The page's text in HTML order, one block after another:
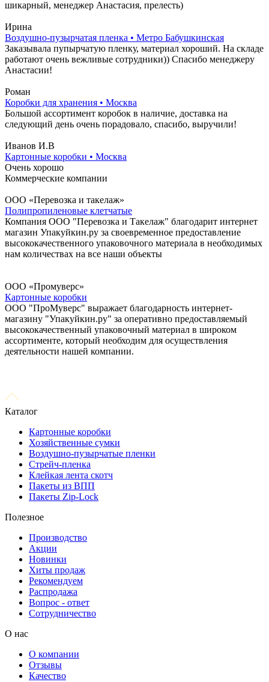
шикарный, менеджер Анастасия, прелесть)
Ирина
Воздушно-пузырчатая пленка • Метро Бабушкинская
Заказывала пупырчатую пленку, материал хороший. На складе
работают очень вежливые сотрудники)) Спасибо менеджеру
Анастасии!
Роман
Коробки для хранения • Москва
Большой ассортимент коробок в наличие, доставка на
следующий день очень порадовало, спасибо, выручили!
Иванов И.В
Картонные коробки • Москва
Очень хорошо
Коммерческие компании
ООО «Перевозка и такелаж»
Полипропиленовые клетчатые
Компания ООО "Перевозка и Такелаж" благодарит интернет
магазин Упакуйкин.ру за своевременное предоставление
высококачественного упаковочного материала в необходимых
нам количествах на все наши объекты
ООО «Промуверс»
Картонные коробки
ООО "ПроМуверс" выражает благодарность интернет-
магазину "Упакуйкин.ру" за оперативно предоставляемый
высококачественный упаковочный материал в широком
ассортименте, который необходим для осуществления
деятельности нашей компании.
Каталог
Картонные коробки
Хозяйственные сумки
Воздушно-пузырчатые пленки
Стрейч-пленка
Клейкая лента скотч
Пакеты из ВПП
Пакеты Zip-Lock
Полезное
Производство
Акции
Новинки
Хиты продаж
Рекомендуем
Распродажа
Вопрос - ответ
Сотрудничество
О нас
О компании
Отзывы
Качество